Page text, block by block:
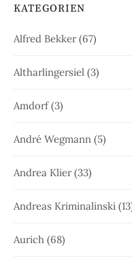
KATEGORIEN
Alfred Bekker(67)
Altharlingersiel (3)
Amdorf(3)
André Wegmann (5)
Andrea Klier(33)
Andreas Kriminalinski
Aurich (68)